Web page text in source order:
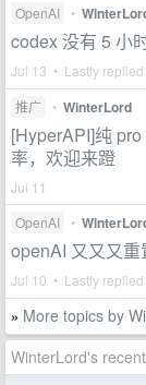
OpenAI •
codex 没有 5 小
Jul 13 • Lastly
推广 • WinterLord
[HyperAPI]纯
率，欢迎来蹬
Jul 11
OpenAI
•
openAI 又又又重
Jul 10 • Lastly
» More topics by
WinterLord's